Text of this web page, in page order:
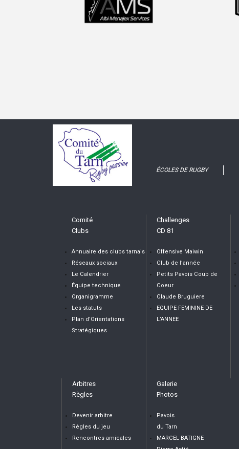
ÉCOLES DE RUGBY
Comité
Clubs
Annuaire des clubs tarnais
Réseaux sociaux
Le Calendrier
Équipe technique
Organigramme
Les statuts
Plan d’Orientations
Stratégiques
Challenges
CD 81
Offensive Maiwin
Club de l’année
Petits Pavois Coup de
Coeur
Claude Bruguiere
EQUIPE FEMININE DE
L’ANNEE
Arbitres
Règles
Devenir arbitre
Règles du jeu
Rencontres amicales
Galerie
Photos
Pavois
du Tarn
MARCEL BATIGNE